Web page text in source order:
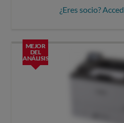
¿Eres socio?
MEJOR
DEL
ANÁLISIS